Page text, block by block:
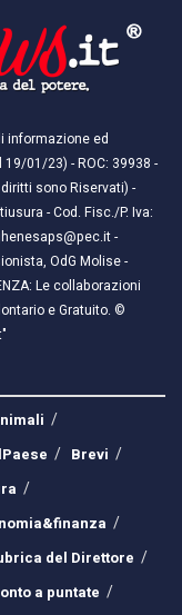
informazione ed
01/23) - ROC: 39938 -
sono Riservati) -
- Cod. Fisc./P. Iva:
-
OdG Molise -
Le collaborazioni
e Gratuito. ©
Brevi
del Direttore
a puntate